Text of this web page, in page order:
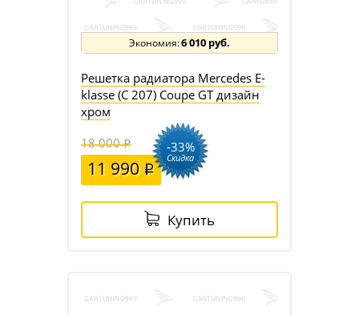
6 010 руб.
Решетка радиатора Mercedes E-
klasse (C 207) Coupe GT дизайн
хром
18 000
11 990
-33%
Скидка
Купить